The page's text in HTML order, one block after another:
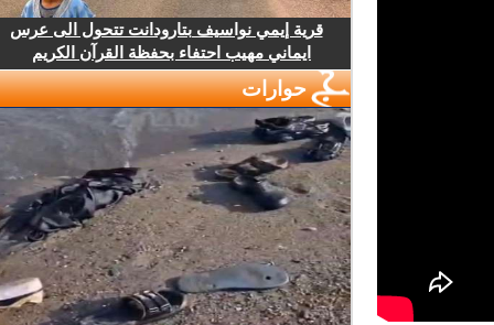
قرية إيمي نواسيف بتارودانت تتحول الى عرس
ايماني مهيب احتفاء بحفظة القرآن الكريم
حوارات